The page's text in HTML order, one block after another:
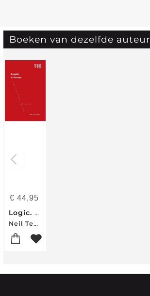
Boeken van dezelfde auteur
€ 44,95
Logic. A Primer
Neil Tennant